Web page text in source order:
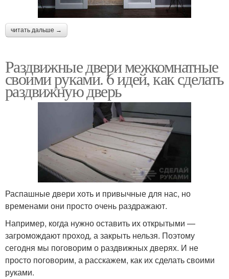
читать дальше →
Раздвижные двери межкомнатные
своими руками. 6 идей, как сделать
раздвижную дверь
Распашные двери хоть и привычные для нас, но
временами они просто очень раздражают.
Например, когда нужно оставить их открытыми —
загромождают проход, а закрыть нельзя. Поэтому
сегодня мы поговорим о раздвижных дверях. И не
просто поговорим, а расскажем, как их сделать своими
руками.